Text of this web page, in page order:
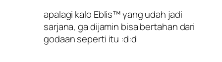
apalagi kalo Eblis™ yang udah jadi
sarjana, ga dijamin bisa bertahan dari
godaan seperti itu :d:d